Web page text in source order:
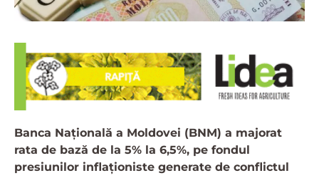
Banca Națională a Moldovei (BNM) a majorat
rata de bază de la 5% la 6,5%, pe fondul
presiunilor inflaționiste generate de conflictul